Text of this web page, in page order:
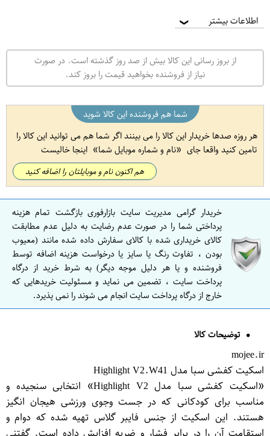
اطلاعات بیشتر ❯
از بروز رسانی این کالا بیش از صد روز گذشته است. در صورت
نیاز از فروشنده بخواهید قیمت را بروز کند.
شما هم فروشنده این کالا شوید
هر روزه صدها خریدار این کالا را می بینند اگر شما هم می توانید این کالا را
تامین کنید واقعا جای
نام و شماره موبایل شما اینجا خالیست
هم اکنون نام و موبایلتان را اضافه کنید
خریدار گرامی مدیریت سایت بازارفوری بازگشت تمام هزینه
پرداختی شما را در صورت عدم رضایت به دلیل عدم مطابقت
کالای خریداری شده با کالای سفارش داده شده مانند (معیوب
بودن ، تفاوت رنگ یا سایز یا درخواست هزینه اضافه توسط
فروشنده و یا هر دلیل موجه دیگر) به شرط خرید از درگاه
پرداخت سایت ، تضمین می نماید و مسئولیت خریدهایی که
خارج از درگاه پرداخت سایت انجام می شوند را نمی پذیرد.
توضیحات کالا
mojee.ir
اسکیت کفشی سبا مدل Highlight V2.W41
«اسکیت کفشی سبا مدل Highlight V2» انتخابی سنجیده و
مناسب برای کودکانی که در جست وجوی ورزشی هیجان انگیز
هستند. این اسکیت از جنس فایبر گلاس تهیه شده که دوام و